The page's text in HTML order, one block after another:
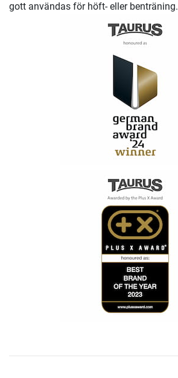
gott användas för höft- eller benträning.